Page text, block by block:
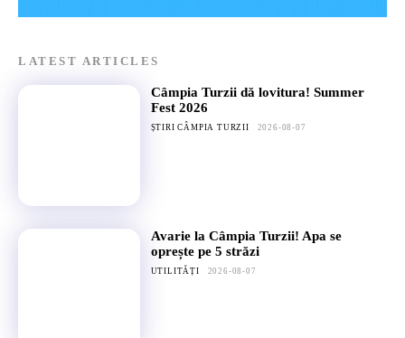
LATEST ARTICLES
Câmpia Turzii dă lovitura! Summer
Fest 2026
ȘTIRI CÂMPIA TURZII 2026-08-07
Avarie la Câmpia Turzii! Apa se
oprește pe 5 străzi
UTILITĂȚI 2026-08-07